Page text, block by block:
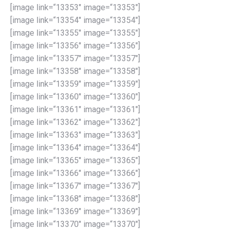
[image link=“13353″ image=“13353″]
[image link=“13354″ image=“13354″]
[image link=“13355″ image=“13355″]
[image link=“13356″ image=“13356″]
[image link=“13357″ image=“13357″]
[image link=“13358″ image=“13358″]
[image link=“13359″ image=“13359″]
[image link=“13360″ image=“13360″]
[image link=“13361″ image=“13361″]
[image link=“13362″ image=“13362″]
[image link=“13363″ image=“13363″]
[image link=“13364″ image=“13364″]
[image link=“13365″ image=“13365″]
[image link=“13366″ image=“13366″]
[image link=“13367″ image=“13367″]
[image link=“13368″ image=“13368″]
[image link=“13369″ image=“13369″]
[image link=“13370″ image=“13370″]